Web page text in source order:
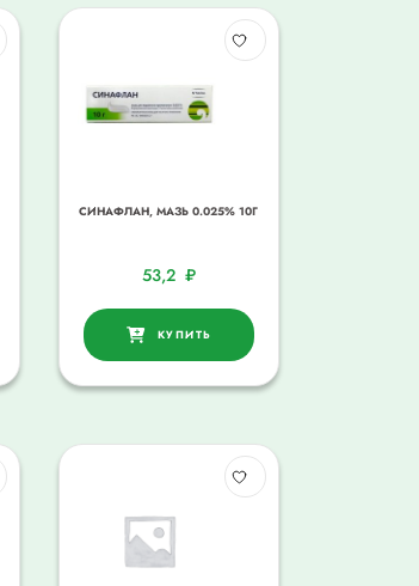
СИНАФЛАН, МАЗЬ 0.025% 10Г
53,2 ₽
КУПИТЬ